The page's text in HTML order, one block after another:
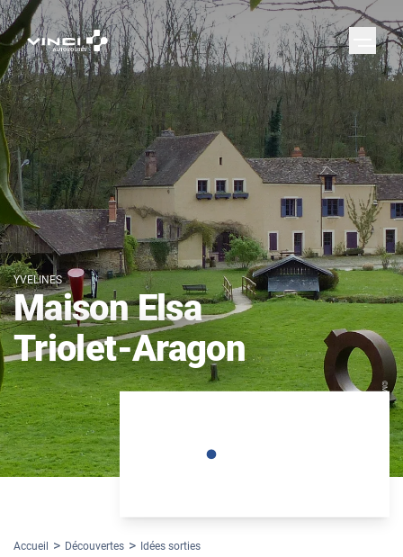
YVELINES
Maison Elsa
Triolet-Aragon
Accueil Découvertes Idées sorties